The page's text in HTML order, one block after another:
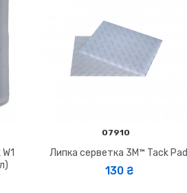
07910
Липка серветка 3M™ Tack Pad
130 ₴